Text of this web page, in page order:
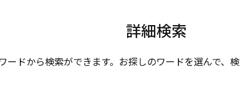
詳細検索
ードから検索ができます。お探しのワードを選んで、